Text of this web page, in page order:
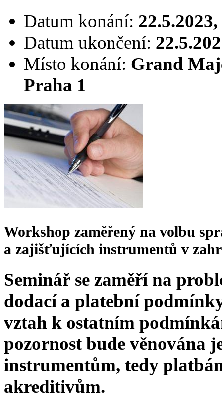
Datum konání:
Datum ukončení:
Místo konání: Grand
Praha 1
Workshop zaměřený na volbu
a zajišťujících instrumentů v
Seminář se zaměří na
dodací a platební
vztah k ostatním
pozornost bude věnována
instrumentům, tedy
akreditivům.